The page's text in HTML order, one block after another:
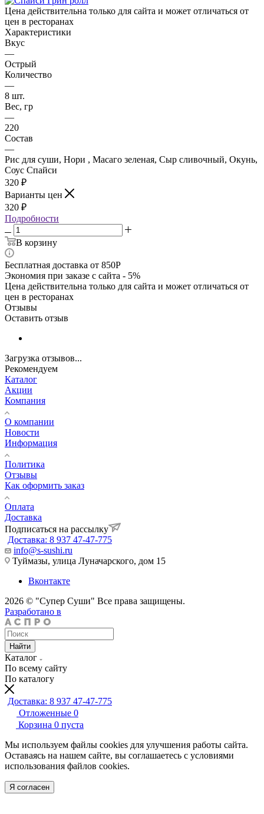
Цена действительна только для сайта и может отличаться от
цен в ресторанах
Характеристики
Вкус
—
Острый
Количество
—
8 шт.
Вес, гр
—
220
Состав
—
Рис для суши, Нори , Масаго зеленая, Сыр сливочный, Окунь,
Соус Спайси
320 ₽
Варианты цен
320 ₽
Подробности
В корзину
Бесплатная доставка от 850Р
Экономия при заказе с сайта - 5%
Цена действительна только для сайта и может отличаться от
цен в ресторанах
Отзывы
Оставить отзыв
Загрузка отзывов...
Рекомендуем
Каталог
Акции
Компания
О компании
Новости
Информация
Политика
Отзывы
Как оформить заказ
Оплата
Доставка
Подписаться на рассылку
Доставка: 8 937 47-47-775
info@s-sushi.ru
Туймазы, улица Луначарского, дом 15
Вконтакте
2026 © "Супер Суши" Все права защищены.
Разработано в
Найти
Каталог
По всему сайту
По каталогу
Доставка: 8 937 47-47-775
Отложенные 0
Корзина 0 пуста
Мы используем файлы cookies для улучшения работы сайта.
Оставаясь на нашем сайте, вы соглашаетесь с условиями
использования файлов cookies.
Я согласен